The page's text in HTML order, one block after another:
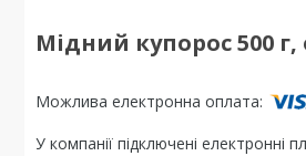
Мідний купорос 500 г,
У компанії підключені